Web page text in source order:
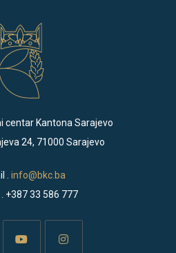
centar Kantona Sarajevo
24, 71000 Sarajevo
. info@bkc.ba
+387 33 586 777